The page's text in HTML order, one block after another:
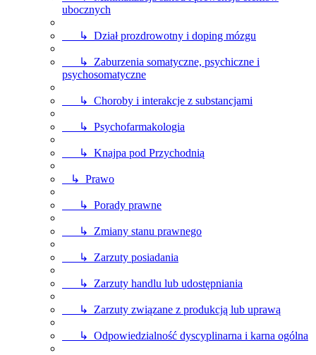
ubocznych
↳ Dział prozdrowotny i doping mózgu
↳ Zaburzenia somatyczne, psychiczne i
psychosomatyczne
↳ Choroby i interakcje z substancjami
↳ Psychofarmakologia
↳ Knajpa pod Przychodnią
↳ Prawo
↳ Porady prawne
↳ Zmiany stanu prawnego
↳ Zarzuty posiadania
↳ Zarzuty handlu lub udostępniania
↳ Zarzuty związane z produkcją lub uprawą
↳ Odpowiedzialność dyscyplinarna i karna ogólna